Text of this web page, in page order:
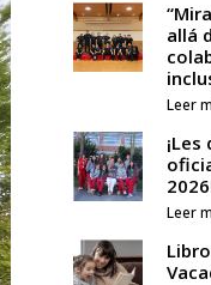
allá
Leer
Leer